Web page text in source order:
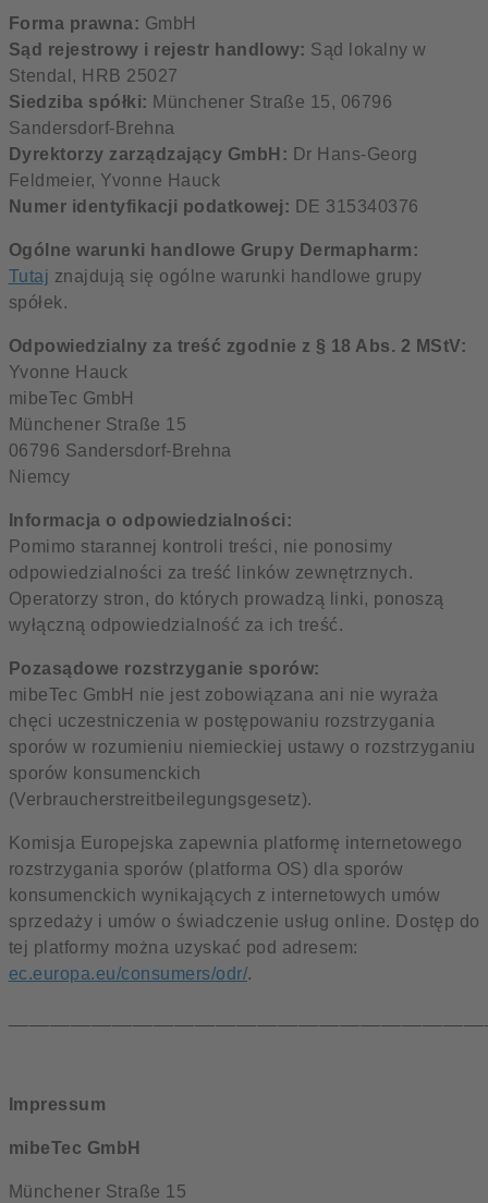
Forma prawna: GmbH
Sąd rejestrowy i rejestr handlowy: Sąd lokalny w
Stendal, HRB 25027
Siedziba spółki: Münchener Straße 15, 06796
Sandersdorf-Brehna
Dyrektorzy zarządzający GmbH: Dr Hans-Georg
Feldmeier, Yvonne Hauck
Numer identyfikacji podatkowej: DE 315340376
Ogólne warunki handlowe Grupy Dermapharm:
Tutaj znajdują się ogólne warunki handlowe grupy
spółek.
Odpowiedzialny za treść zgodnie z § 18 Abs. 2 MStV:
Yvonne Hauck
mibeTec GmbH
Münchener Straße 15
06796 Sandersdorf-Brehna
Niemcy
Informacja o odpowiedzialności:
Pomimo starannej kontroli treści, nie ponosimy
odpowiedzialności za treść linków zewnętrznych.
Operatorzy stron, do których prowadzą linki, ponoszą
wyłączną odpowiedzialność za ich treść.
Pozasądowe rozstrzyganie sporów:
mibeTec GmbH nie jest zobowiązana ani nie wyraża
chęci uczestniczenia w postępowaniu rozstrzygania
sporów w rozumieniu niemieckiej ustawy o rozstrzyganiu
sporów konsumenckich
(Verbraucherstreitbeilegungsgesetz).
Komisja Europejska zapewnia platformę internetowego
rozstrzygania sporów (platforma OS) dla sporów
konsumenckich wynikających z internetowych umów
sprzedaży i umów o świadczenie usług online. Dostęp do
tej platformy można uzyskać pod adresem:
ec.europa.eu/consumers/odr/.
Impressum
mibeTec GmbH
Münchener Straße 15